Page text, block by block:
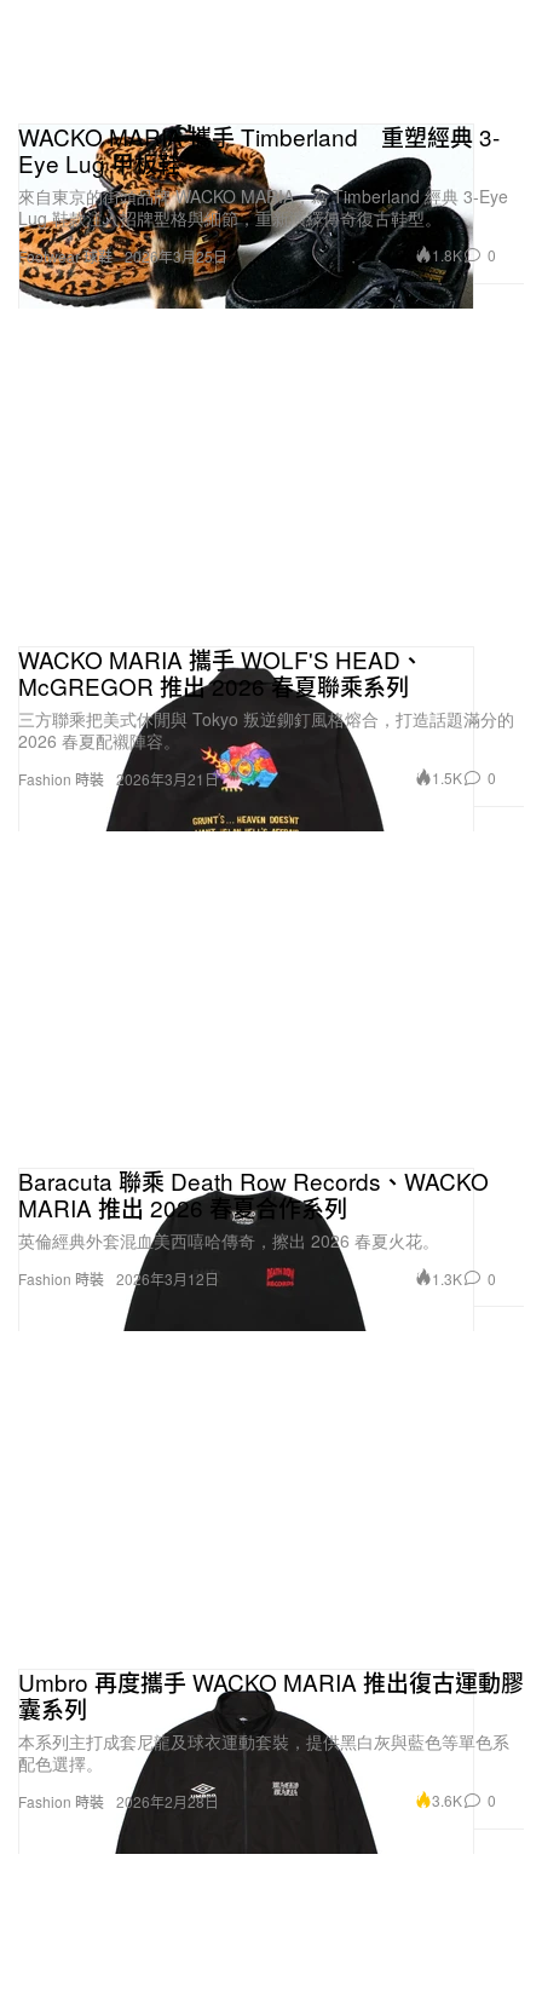
Footwear 球鞋
WACKO MARIA 攜手 Timberland 重塑經典 3-
Eye Lug 甲板鞋
來自東京的街頭品牌 WACKO MARIA，為 Timberland 經典 3-Eye
Lug 鞋款注入招牌型格與細節，重新演繹傳奇復古鞋型。
2026年3月25日 1.8K 0
Fashion 時裝
WACKO MARIA 攜手 WOLF'S HEAD、
McGREGOR 推出 2026 春夏聯乘系列
三方聯乘把美式休閒與 Tokyo 叛逆鉚釘風格熔合，打造話題滿分的
2026 春夏配襯陣容。
2026年3月21日 1.5K 0
Fashion 時裝
Baracuta 聯乘 Death Row Records、WACKO
MARIA 推出 2026 春夏合作系列
英倫經典外套混血美西嘻哈傳奇，擦出 2026 春夏火花。
2026年3月12日 1.3K 0
Fashion 時裝
Umbro 再度攜手 WACKO MARIA 推出復古運動膠
囊系列
本系列主打成套尼龍及球衣運動套裝，提供黑白灰與藍色等單色系
配色選擇。
2026年2月28日 3.6K 0